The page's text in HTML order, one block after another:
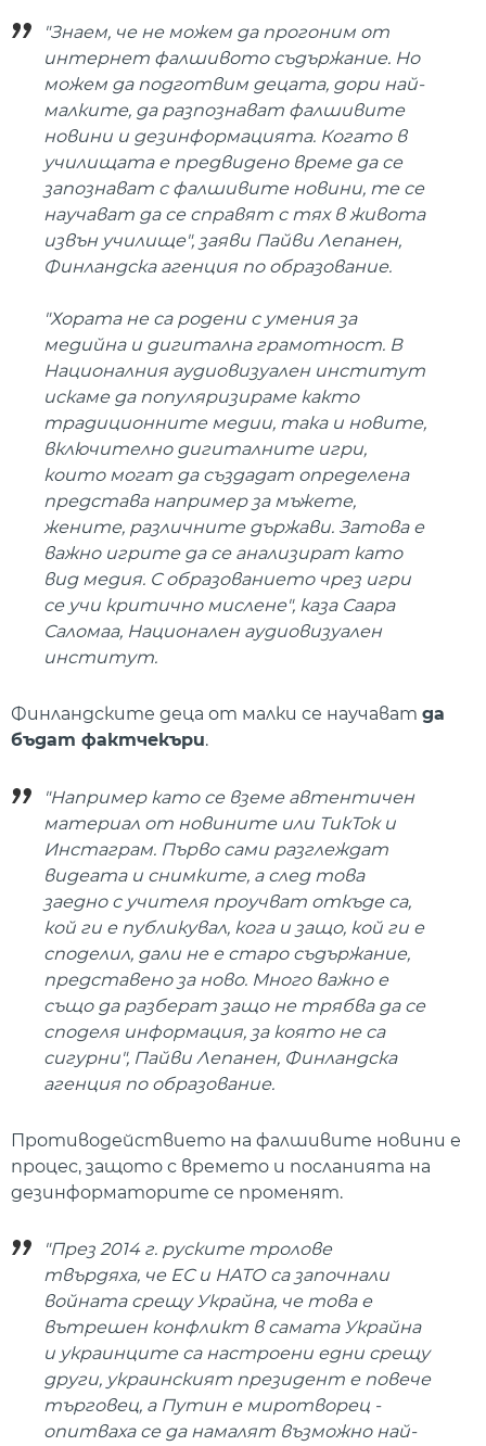
"Знаем, че не можем да прогоним от
интернет фалшивото съдържание. Но
можем да подготвим децата, дори най-
малките, да разпознават фалшивите
новини и дезинформацията. Когато в
училищата е предвидено време да се
запознават с фалшивите новини, те се
научават да се справят с тях в живота
извън училище", заяви Пайви Лепанен,
Финландска агенция по образование.
"Хората не са родени с умения за
медийна и дигитална грамотност. В
Националния аудиовизуален институт
искаме да популяризираме както
традиционните медии, така и новите,
включително дигиталните игри,
които могат да създадат определена
представа например за мъжете,
жените, различните държави. Затова е
важно игрите да се анализират като
вид медия. С образованието чрез игри
се учи критично мислене", каза Саара
Саломаа, Национален аудиовизуален
институт.
Финландските деца от малки се научават да
бъдат фактчекъри.
"Например като се вземе автентичен
материал от новините или ТикТок и
Инстаграм. Първо сами разглеждат
видеата и снимките, а след това
заедно с учителя проучват откъде са,
кой ги е публикувал, кога и защо, кой ги е
споделил, дали не е старо съдържание,
представено за ново. Много важно е
също да разберат защо не трябва да се
споделя информация, за която не са
сигурни", Пайви Лепанен, Финландска
агенция по образование.
Противодействието на фалшивите новини е
процес, защото с времето и посланията на
дезинформаторите се променят.
"През 2014 г. руските тролове
твърдяха, че ЕС и НАТО са започнали
войната срещу Украйна, че това е
вътрешен конфликт в самата Украйна
и украинците са настроени едни срещу
други, украинският президент е повече
търговец, а Путин е миротворец -
опитваха се да намалят възможно най-